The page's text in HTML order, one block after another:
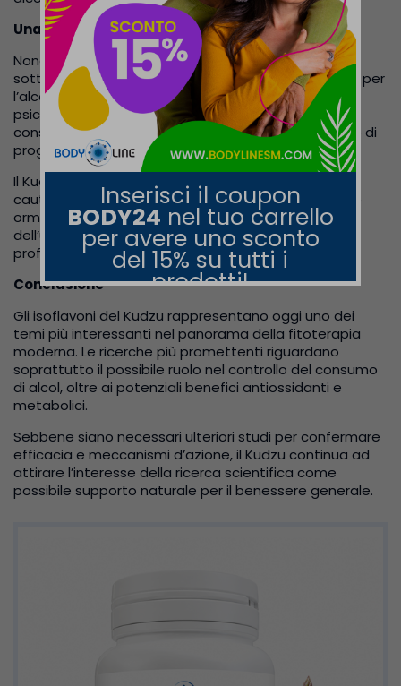
Inserisci il coupon
BODY24 nel tuo carrello
per avere uno sconto
del 15% su tutti i
prodotti!
Una ricerca ancora in evoluzione
Nonostante i risultati promettenti, gli esperti
sottolineano che il Kudzu non rappresenta una cura per
l’alcolismo e non sostituisce percorsi medici o
psicologici specifici. Può eventualmente essere
considerato un supporto complementare all’interno di
programmi strutturati.
Il Kudzu è generalmente ben tollerato, ma richiede
cautela in caso di gravidanza, allattamento, terapie
ormonali o patologie estrogeno-dipendenti. Prima
dell’utilizzo è sempre consigliabile rivolgersi a un
professionista sanitario qualificato.
Conclusione
Gli isoflavoni del Kudzu rappresentano oggi uno dei
temi più interessanti nel panorama della fitoterapia
moderna. Le ricerche più promettenti riguardano
soprattutto il possibile ruolo nel controllo del consumo
di alcol, oltre ai potenziali benefici antiossidanti e
metabolici.
Sebbene siano necessari ulteriori studi per confermare
efficacia e meccanismi d’azione, il Kudzu continua ad
attirare l’interesse della ricerca scientifica come
possibile supporto naturale per il benessere generale.